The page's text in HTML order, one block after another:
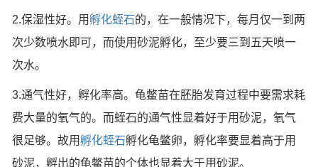
2.保湿性好。用 孵化蛭石的，在一般情况下，每月仅一到两
次少数喷水即可，而使用砂泥孵化，至少要三到五天喷一
次水。
3.通气性好，孵化率高。龟鳖苗在胚胎发育过程中要需求耗
费大量的氧气的。而蛭石的通气性显着好于用砂泥，氧气
很足够。故用 孵化蛭石孵化龟鳖卵，孵化率要显着高于用
砂泥，孵出的龟鳖苗的个体也显着大于用砂泥。